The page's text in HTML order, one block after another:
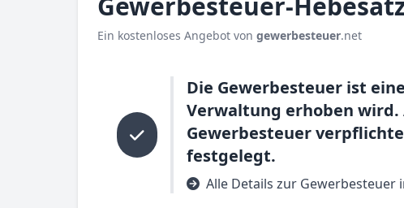
Ein kostenloses Angebot von gewerbesteuer.net
Die Gewerbesteuer ist
Verwaltung erhoben
Gewerbesteuer
festgelegt.
Alle Details zur Gewerbesteuer